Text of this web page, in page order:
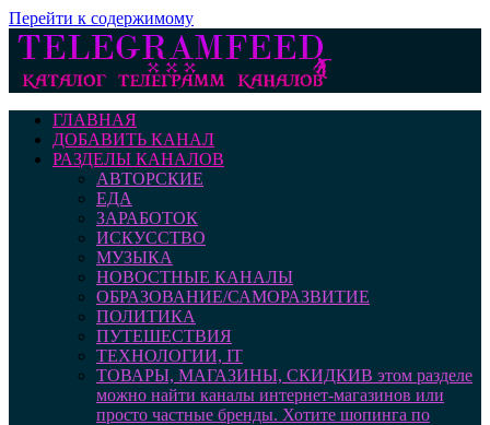
Перейти к содержимому
ГЛАВНАЯ
ДОБАВИТЬ КАНАЛ
РАЗДЕЛЫ КАНАЛОВ
АВТОРСКИЕ
ЕДА
ЗАРАБОТОК
ИСКУССТВО
МУЗЫКА
НОВОСТНЫЕ КАНАЛЫ
ОБРАЗОВАНИЕ/САМОРАЗВИТИЕ
ПОЛИТИКА
ПУТЕШЕСТВИЯ
ТЕХНОЛОГИИ, IT
ТОВАРЫ, МАГАЗИНЫ, СКИДКИВ этом разделе
можно найти каналы интернет-магазинов или
просто частные бренды. Хотите шопинга по